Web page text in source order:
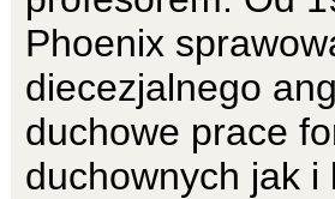
Phoenix
diecezjalnego
duchowe prace
duchownych jak